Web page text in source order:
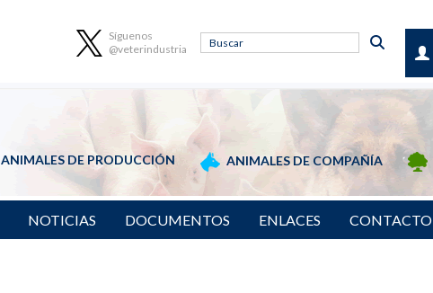
Síguenos
@veterindustria
ANIMALES DE PRODUCCIÓN ANIMALES DE COMPAÑÍA
NOTICIAS DOCUMENTOS ENLACES CONTACTO